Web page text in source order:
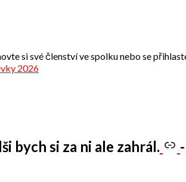
si své členství ve spolku nebo se
2026
bych si za ni ale zahrál. -